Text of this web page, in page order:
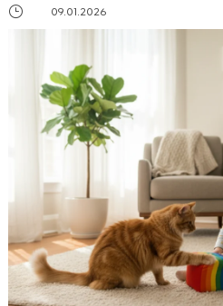
} 09.01.2026